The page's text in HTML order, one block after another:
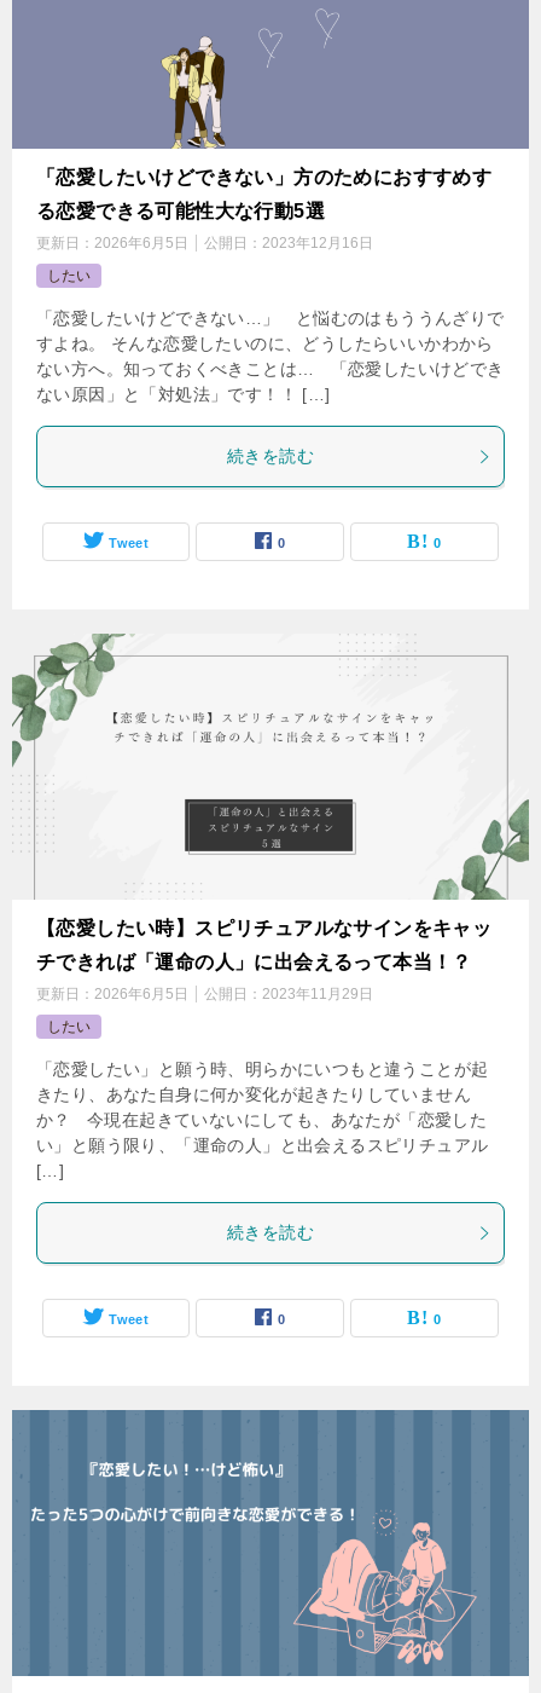
「恋愛したいけどできない」方のためにおすすめす
る恋愛できる可能性大な行動5選
更新日： 2026年6月5日 公開日： 2023年12月16日
したい
「恋愛したいけどできない…」 と悩むのはもううんざりで
すよね。 そんな恋愛したいのに、どうしたらいいかわから
ない方へ。知っておくべきことは… 「恋愛したいけどでき
ない原因」と「対処法」です！！ […]
続きを読む
Tweet 0 0
【恋愛したい時】スピリチュアルなサインをキャッ
チできれば「運命の人」に出会えるって本当！？
更新日： 2026年6月5日 公開日： 2023年11月29日
したい
「恋愛したい」と願う時、明らかにいつもと違うことが起
きたり、あなた自身に何か変化が起きたりしていません
か？ 今現在起きていないにしても、あなたが「恋愛した
い」と願う限り、「運命の人」と出会えるスピリチュアル
[…]
続きを読む
Tweet 0 0